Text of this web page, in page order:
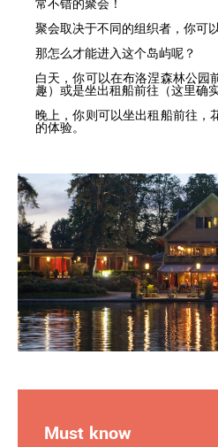
常不错的聚会！
聚会取决于不同的组织者，你可
那怎么才能进入这个岛屿呢？
白天，你可以在布洛涅森林公园
趣）或是坐出租船前往（这里确实
晚上，你则可以坐出租船前往，
的体验。
Must know